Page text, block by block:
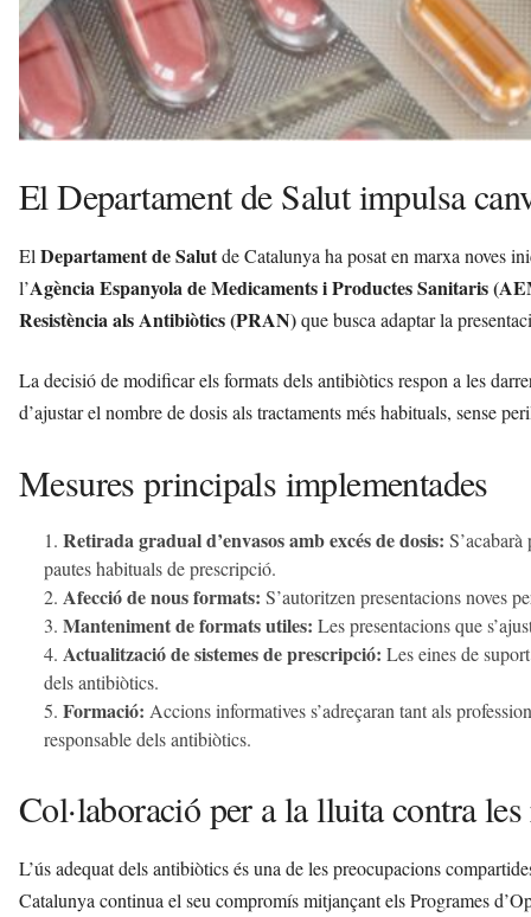
El Departament de Salut impulsa
El Departament de Salutde Catalunya ha posat en marxa noves
l’Agència Espanyola de Medicaments i Productes Sanitaris
Resistència als Antibiòtics (PRAN)que busca adaptar la
La decisió de modificar els formats dels antibiòtics respon a les
d’ajustar el nombre de dosis als tractaments més habituals, sense
Mesures principals implementades
Retirada gradual d’envasos amb excés de dosis:
pautes habituals de prescripció.
Afecció de nous formats: S’autoritzen presentacions noves
Manteniment de formats utiles: Les presentacions que
Actualització de sistemes de prescripció: Les eines de
dels antibiòtics.
Formació: Accions informatives s’adreçaran tant als
responsable dels antibiòtics.
Col·laboració per a la lluita contra
L’ús adequat dels antibiòtics és una de les preocupacions
Catalunya continua el seu compromís mitjançant els Programes